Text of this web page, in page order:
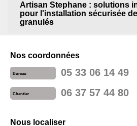
Artisan Stephane : solutions
pour l'installation sécurisée
granulés
Nos coordonnées
Bureau 05 33 06 14 49
Chantier 06 37 57 44 80
Nous localiser